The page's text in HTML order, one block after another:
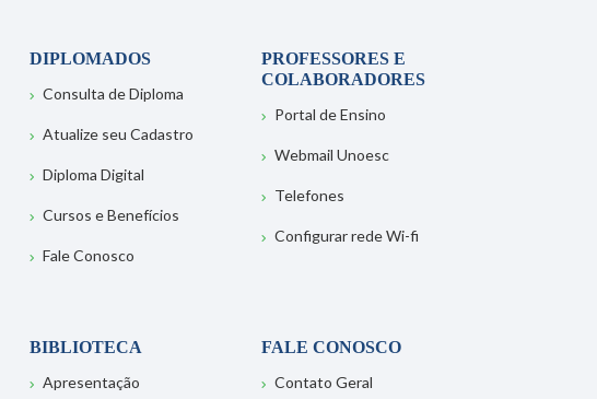
DIPLOMADOS
Consulta de Diploma
Atualize seu Cadastro
Diploma Digital
Cursos e Benefícios
Fale Conosco
PROFESSORES E
COLABORADORES
Portal de Ensino
Webmail Unoesc
Telefones
Configurar rede Wi-fi
BIBLIOTECA
Apresentação
FALE CONOSCO
Contato Geral